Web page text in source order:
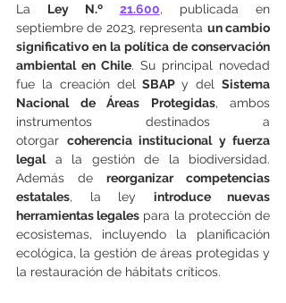
La Ley N.º 21.600, publicada en
septiembre de 2023, representa un cambio
significativo en la política de conservación
ambiental en Chile. Su principal novedad
fue la creación del SBAP y del Sistema
Nacional de Áreas Protegidas, ambos
instrumentos destinados a
otorgar coherencia institucional y fuerza
legal a la gestión de la biodiversidad.
Además de reorganizar competencias
estatales, la ley introduce nuevas
herramientas legales para la protección de
ecosistemas, incluyendo la planificación
ecológica, la gestión de áreas protegidas y
la restauración de hábitats críticos.